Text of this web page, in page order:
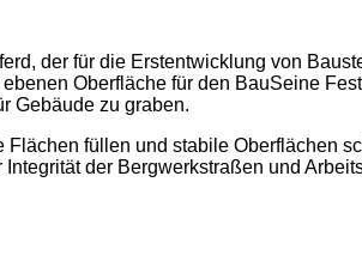
der für die Erstentwicklung von
Oberfläche für den BauSeine
Gebäude zu graben.
füllen und stabile Oberflächen
der Bergwerkstraßen und